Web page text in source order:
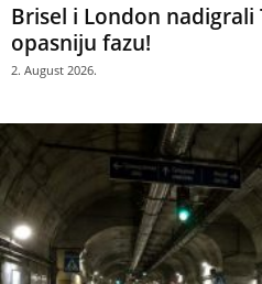
Brisel i London nadigrali
opasniju fazu!
2. August 2026.